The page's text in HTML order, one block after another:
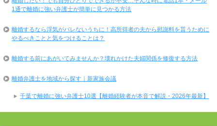
1通で離婚に強い弁護士が簡単に見つかる方法
離婚するなら浮気がバレないうちに！高所得者の夫から慰謝料を貰うために
やるべきことと気をつけることは？
離婚する前にあがいてみませんか？壊れかけた夫婦関係を修復する方法
離婚弁護士を地域から探す｜新家族会議
千葉で離婚に強い弁護士10選【離婚経験者が本音で解説・2026年最新】